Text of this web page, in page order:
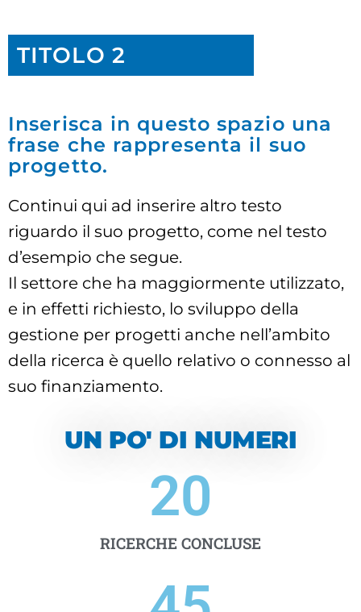
TITOLO 2
Inserisca in questo spazio una
frase che rappresenta il suo
progetto.
Continui qui ad inserire altro testo
riguardo il suo progetto, come nel testo
d’esempio che segue.
Il settore che ha maggiormente utilizzato,
e in effetti richiesto, lo sviluppo della
gestione per progetti anche nell’ambito
della ricerca è quello relativo o connesso al
suo finanziamento.
UN PO' DI NUMERI
RICERCHE CONCLUSE
20